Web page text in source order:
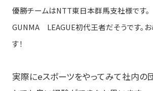
サービス紹介
申し込みへの流れ
チームオーダーギャラリー
優勝チームはNTT東日本群馬支社様です。
GUNMA LEAGUE初代王者だそうです。お
す！
実際にeスポーツをやってみて社内の